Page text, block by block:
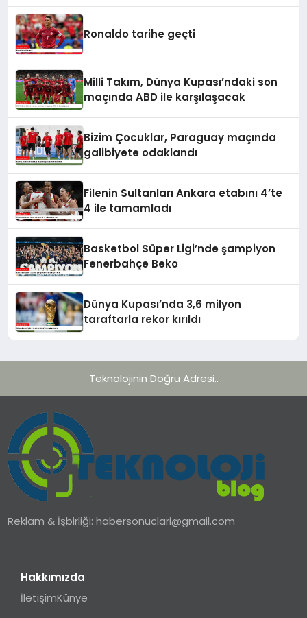
Ronaldo tarihe geçti
Milli Takım, Dünya Kupası’ndaki son
maçında ABD ile karşılaşacak
Bizim Çocuklar, Paraguay maçında
galibiyete odaklandı
Filenin Sultanları Ankara etabını 4’te
4 ile tamamladı
Basketbol Süper Ligi’nde şampiyon
Fenerbahçe Beko
Dünya Kupası’nda 3,6 milyon
taraftarla rekor kırıldı
Teknolojinin Doğru Adresi..
Reklam & İşbirliği:habersonuclari@gmail.com
Hakkımızda
İletişimKünye